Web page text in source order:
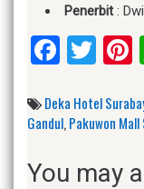
Penerbit:
Deka Hotel
Gandul,Pakuwon Mall
You may